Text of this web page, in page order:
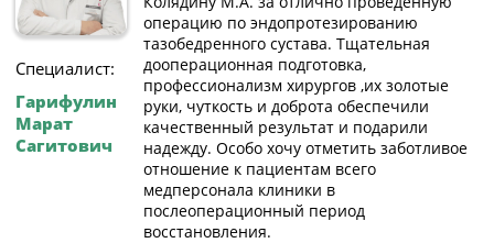
Специалист:
Гарифулин
Марат
Сагитович
операцию по эндопротезированию
тазобедренного сустава. Тщательная
дооперационная подготовка,
профессионализм хирургов ,их золотые
руки, чуткость и доброта обеспечили
качественный результат и подарили
надежду. Особо хочу отметить заботливое
отношение к пациентам всего
медперсонала клиники в
послеоперационный период
восстановления.